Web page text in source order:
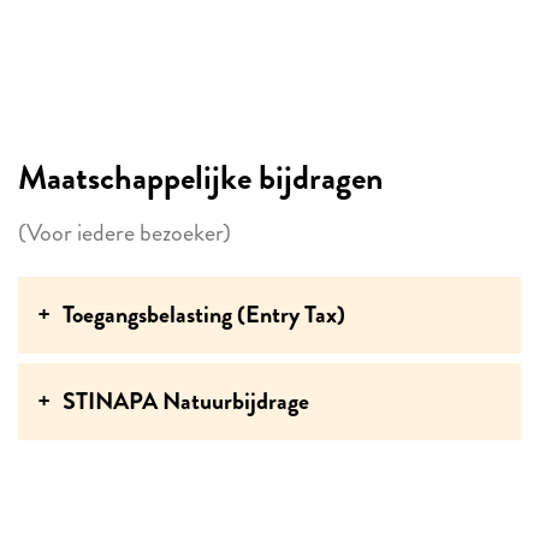
Maatschappelijke bijdragen
(Voor iedere bezoeker)
Toegangsbelasting (Entry Tax)
STINAPA Natuurbijdrage